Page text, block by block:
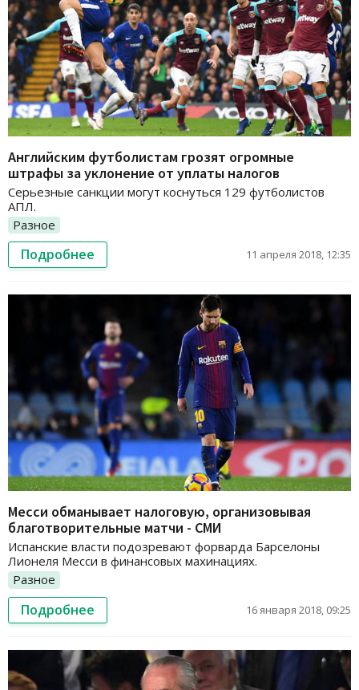
Английским футболистам грозят огромные
штрафы за уклонение от уплаты налогов
Серьезные санкции могут коснуться 129 футболистов
АПЛ.
Разное
Подробнее 11 апреля 2018, 12:35
Месси обманывает налоговую, организовывая
благотворительные матчи - СМИ
Испанские власти подозревают форварда Барселоны
Лионеля Месси в финансовых махинациях.
Разное
Подробнее 16 января 2018, 09:25